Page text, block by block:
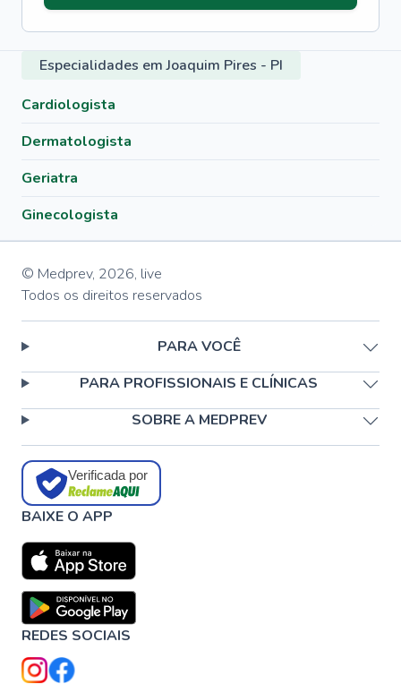
Especialidades em Joaquim Pires - PI
Cardiologista
Dermatologista
Geriatra
Ginecologista
© Medprev, 2026, live
Todos os direitos reservados
PARA VOCÊ
PARA PROFISSIONAIS E CLÍNICAS
SOBRE A MEDPREV
Verificada por
BAIXE O APP
REDES SOCIAIS